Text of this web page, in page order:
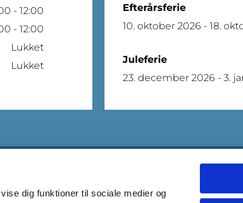
dig funktioner til sociale medier og
- 12:00
- 12:00
Lukket
Lukket
Efterårsferie
10. oktober 2026 - 18.
Juleferie
23. december 2026 - 3.